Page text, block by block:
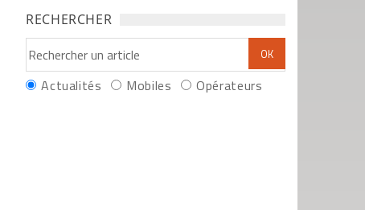
RECHERCHER
Actualités Mobiles Opérateurs